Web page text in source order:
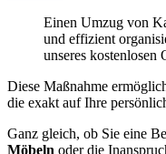
Einen Umzug von
und effizient
unseres kostenlosen
Diese Maßnahme
die exakt auf Ihre
Ganz gleich, ob Sie eine
Möbeln oder die